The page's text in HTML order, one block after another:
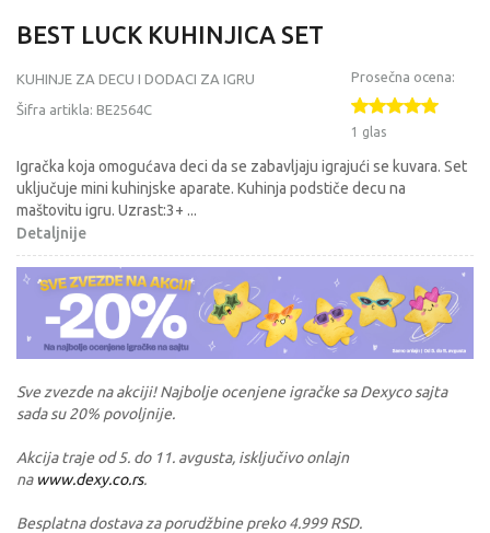
BEST LUCK KUHINJICA SET
KUHINJE ZA DECU I DODACI ZA IGRU
Šifra artikla: BE2564C
Prosečna ocena:
1 glas
Igračka koja omogućava deci da se zabavljaju igrajući se kuvara. Set
uključuje mini kuhinjske aparate. Kuhinja podstiče decu na
maštovitu igru. Uzrast:3+ ...
Detaljnije
Sve zvezde na akciji! Najbolje ocenjene igračke sa Dexyco sajta
sada su 20% povoljnije.
Akcija traje od 5. do 11. avgusta, isključivo onlajn
na www.dexy.co.rs.
Besplatna dostava za porudžbine preko 4.999 RSD.